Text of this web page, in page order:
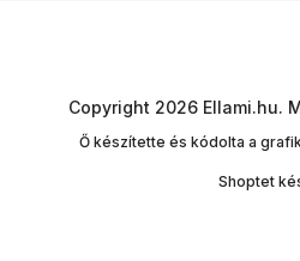
Shoptet
Copyright 2026 Ellami.hu.
Ő készítette és kódolta a